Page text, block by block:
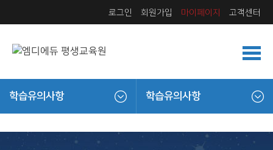
로그인 회원가입 마이페이지 고객센터
학습유의사항 학습유의사항